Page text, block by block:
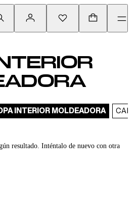
INTERIOR MOLDEADORA
resultado. Inténtalo de nuevo con otra